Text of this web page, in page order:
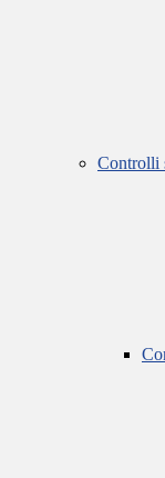
Controlli